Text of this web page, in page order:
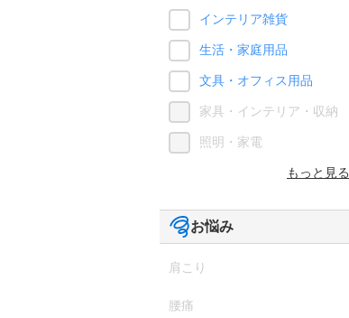
インテリア雑貨
生活・家庭用品
文具・オフィス用品
家具・インテリア・収納
照明・家電
もっと見る
お悩み
肩こり
腰痛